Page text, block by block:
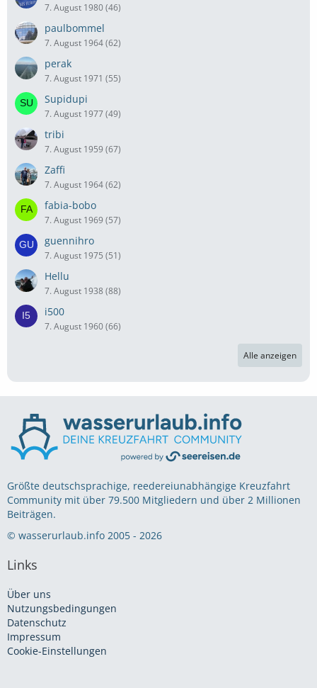
7. August 1980 (46)
paulbommel
7. August 1964 (62)
perak
7. August 1971 (55)
Supidupi
7. August 1977 (49)
tribi
7. August 1959 (67)
Zaffi
7. August 1964 (62)
fabia-bobo
7. August 1969 (57)
guennihro
7. August 1975 (51)
Hellu
7. August 1938 (88)
i500
7. August 1960 (66)
Alle anzeigen
Größte deutschsprachige, reedereiunabhängige Kreuzfahrt
Community mit über 79.500 Mitgliedern und über 2 Millionen
Beiträgen.
© wasserurlaub.info 2005 - 2026
Links
Über uns
Nutzungsbedingungen
Datenschutz
Impressum
Cookie-Einstellungen